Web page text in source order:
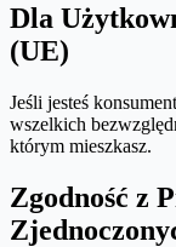
Dla
(UE)
Jeśli jesteś
wszelkich
którym mieszkasz.
Zgodność z